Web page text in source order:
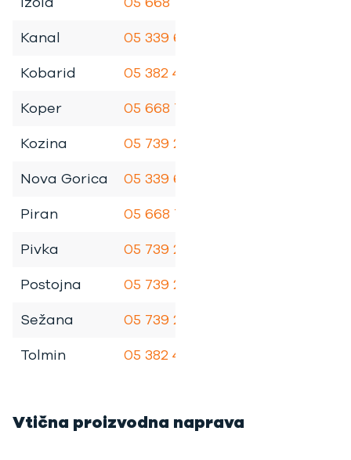
Kanal
05 339 6990
Kobarid
05 382 4080
Koper
05 668 7077
Kozina
05 739 2170
Nova Gorica
05 339 6923
Piran
05 668 7151
Pivka
05 739 2180
Postojna
05 739 2160
Sežana
05 739 2100
Tolmin
05 382 4015
Vtična proizvodna naprava